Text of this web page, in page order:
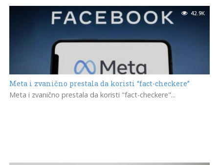
42.9K
Meta i zvanično prestala da koristi “fact-checkere”
Meta i zvanično prestala da koristi "fact-checkere"...